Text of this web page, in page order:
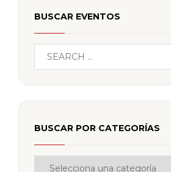
BUSCAR EVENTOS
BUSCAR POR CATEGORÍAS